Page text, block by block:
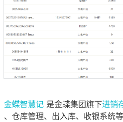
金蝶智慧记 是金蝶集团旗下进销
、仓库管理、出入库、收银系统